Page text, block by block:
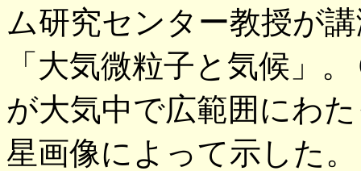
ム研究センター教授が
「大気微粒子と気候」
が大気中で広範囲にわ
星画像によって示した